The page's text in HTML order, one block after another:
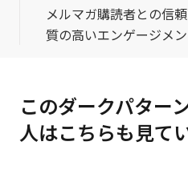
メルマガ購読者との信
質の高いエンゲージメン
このダークパター
人はこちらも見て